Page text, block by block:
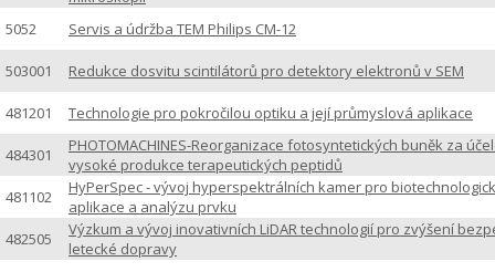
5052
Servis a údržba TEM Philips CM-12
503001 Redukce dosvitu scintilátorů pro detektory elektronů v SEM
481201 Technologie pro pokročilou optiku a její průmyslová aplikace
484301
PHOTOMACHINES-Reorganizace fotosyntetických buněk za
vysoké produkce terapeutických peptidů
481102
HyPerSpec - vývoj hyperspektrálních kamer pro
aplikace a analýzu prvku
482505
Výzkum a vývoj inovativních LiDAR technologií pro zvýšení
letecké dopravy